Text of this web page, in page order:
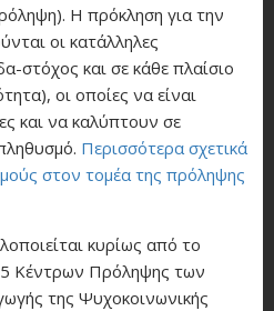
Η πρόκληση για την
οι κατάλληλες
στόχος και σε κάθε πλαίσιο
οι οποίες να είναι
και να καλύπτουν σε
Περισσότερα σχετικά
στον τομέα της πρόληψης
κυρίως από το
Κέντρων Πρόληψης των
της Ψυχοκοινωνικής